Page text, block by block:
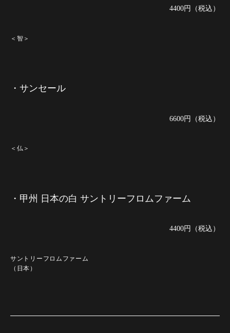
4400円（税込）
＜智＞
・サンセール
6600円（税込）
＜仏＞
・甲州 日本の白 サントリーフロムファーム
4400円（税込）
サントリーフロムファーム
（日本）